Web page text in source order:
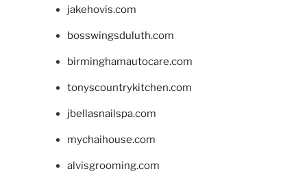
jakehovis.com
bosswingsduluth.com
birminghamautocare.com
tonyscountrykitchen.com
jbellasnailspa.com
mychaihouse.com
alvisgrooming.com